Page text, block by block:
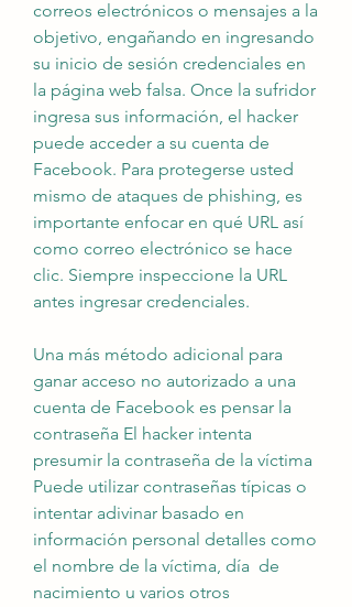
correos electrónicos o mensajes a la
objetivo, engañando en ingresando
su inicio de sesión credenciales en
la página web falsa. Once la sufridor
ingresa sus información, el hacker
puede acceder a su cuenta de
Facebook. Para protegerse usted
mismo de ataques de phishing, es
importante enfocar en qué URL así
como correo electrónico se hace
clic. Siempre inspeccione la URL
antes ingresar credenciales.
Una más método adicional para
ganar acceso no autorizado a una
cuenta de Facebook es pensar la
contraseña El hacker intenta
presumir la contraseña de la víctima
Puede utilizar contraseñas típicas o
intentar adivinar basado en
información personal detalles como
el nombre de la víctima, día  de
nacimiento u varios otros